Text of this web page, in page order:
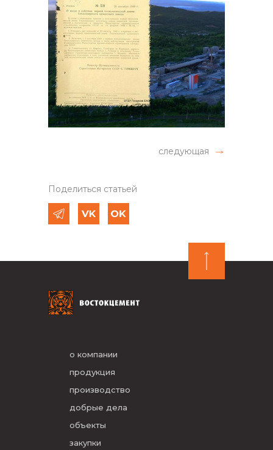
следующая
Поделиться статьей
о компании
продукция
производство
добрые дела
объекты
закупки